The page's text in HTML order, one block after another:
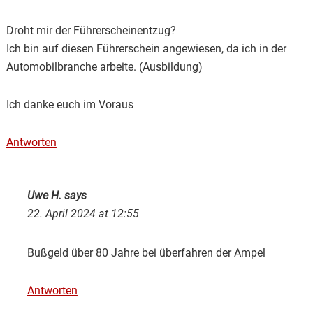
Droht mir der Führerscheinentzug?
Ich bin auf diesen Führerschein angewiesen, da ich in der
Automobilbranche arbeite. (Ausbildung)
Ich danke euch im Voraus
Antworten
Uwe H. says
22. April 2024 at 12:55
Bußgeld über 80 Jahre bei überfahren der Ampel
Antworten